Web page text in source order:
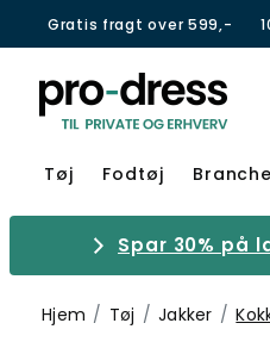
Gratis fragt over 599,-
Tøj Fodtøj
Spar 30% på
Hjem Tøj Jakker